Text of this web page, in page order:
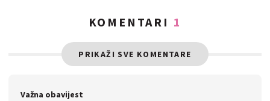
KOMENTARI 1
PRIKAŽI SVE KOMENTARE
Važna obavijest